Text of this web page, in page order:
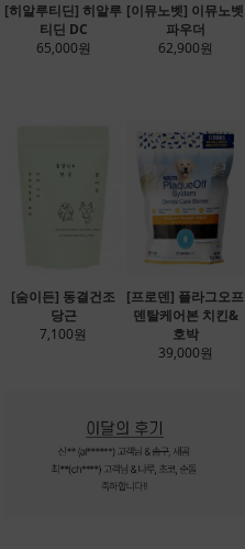
[히알루티딘] 히알루
티딘 DC
65,000원
[이뮤노벳] 이뮤노벳
파우더
62,900원
[숨이든] 동결건조
당근
7,100원
[프로덴] 플라그오프
덴탈케어본 치킨&
호박
39,000원